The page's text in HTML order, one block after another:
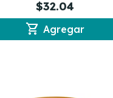
$32.04
shopping_cart Agregar